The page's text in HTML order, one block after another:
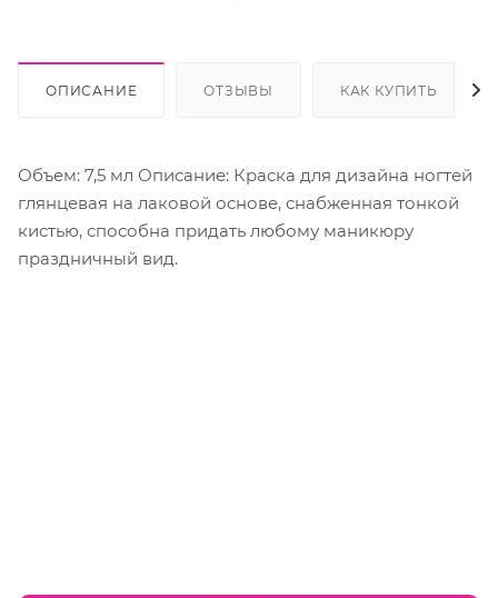
ОПИСАНИЕ ОТЗЫВЫ КАК КУПИТЬ
Объем: 7,5 мл Описание: Краска для дизайна ногтей
глянцевая на лаковой основе, снабженная тонкой
кистью, способна придать любому маникюру
праздничный вид.